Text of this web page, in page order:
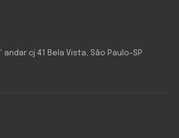
andar cj 41 Bela Vista, São Paulo-SP